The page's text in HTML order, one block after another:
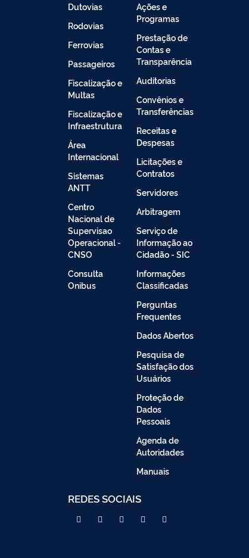
Dutovias
Rodovias
Ferrovias
Passageiros
Fiscalização e
Multas
Fiscalização e
Infraestrutura
Área
Internacional
Sistemas
ANTT
Centro
Nacional de
Supervisao
Operacional -
CNSO
Consulta
Onibus
Ações e
Programas
Prestação de
Contas e
Transparência
Auditorias
Convênios e
Transferências
Receitas e
Despesas
Licitações e
Contratos
Servidores
Arbitragem
Serviço de
Informação ao
Cidadão - SIC
Informações
Classificadas
Perguntas
Frequentes
Dados Abertos
Pesquisa de
Satisfação dos
Usuários
Proteção de
Dados
Pessoais
Agenda de
Autoridades
Manuais
REDES SOCIAIS